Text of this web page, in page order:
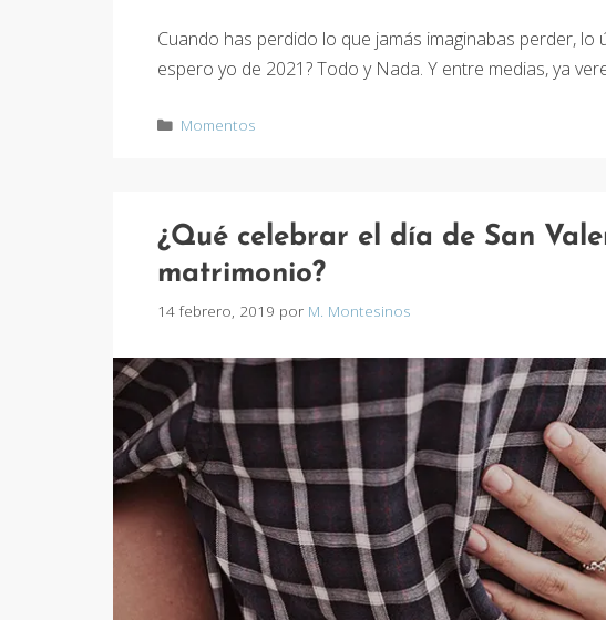
Cuando has perdido lo que jamás imaginabas perder,
espero yo de 2021? Todo y Nada. Y entre medias, ya
Categorías
Momentos
¿Qué celebrar el día de San
matrimonio?
14 febrero, 2019 por M. Montesinos